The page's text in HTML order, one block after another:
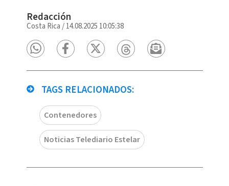
Redacción
Costa Rica /14.08.2025 10:05:38
TAGS RELACIONADOS:
Contenedores
Noticias Telediario Estelar